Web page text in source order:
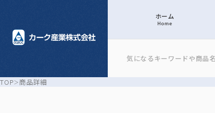
ホーム
Home
TOP 商品詳細